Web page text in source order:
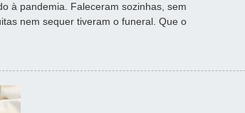
à pandemia. Faleceram sozinhas, sem
nem sequer tiveram o funeral. Que o